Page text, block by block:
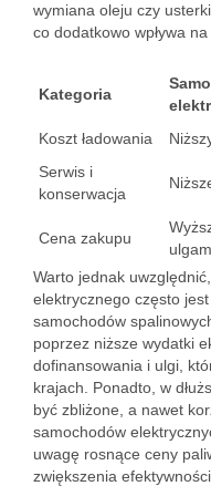
wymiana oleju czy
co dodatkowo wpływa
Kategoria
Koszt ładowania
Serwis i
konserwacja
Cena zakupu
Warto jednak
elektrycznego często
samochodów
poprzez niższe wydatki
dofinansowania i ulgi,
krajach. Ponadto, w
być zbliżone, a nawet
samochodów
uwagę rosnące ceny
zwiększenia